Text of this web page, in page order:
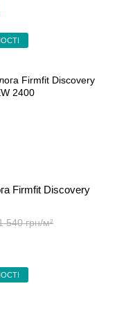
Firmfit Discovery
540 грн/м²